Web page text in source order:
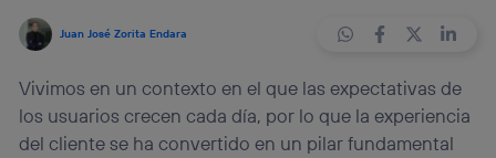
Juan José Zorita Endara
Vivimos en un contexto en el que las expectativas de
los usuarios crecen cada día, por lo que la experiencia
del cliente se ha convertido en un pilar fundamental